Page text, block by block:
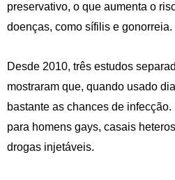
preservativo, o que aumenta o
doenças, como sífilis e gonorreia.
Desde 2010, três estudos
mostraram que, quando usado
bastante as chances de
para homens gays, casais
drogas injetáveis.